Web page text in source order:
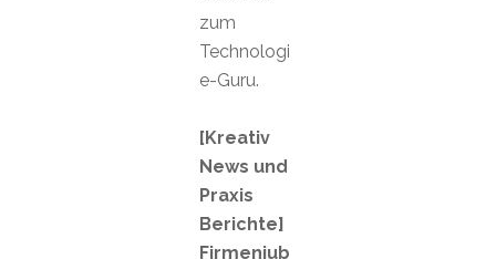
zum
Technologi
e-Guru.
[Kreativ
News und
Praxis
Berichte]
Firmenjub